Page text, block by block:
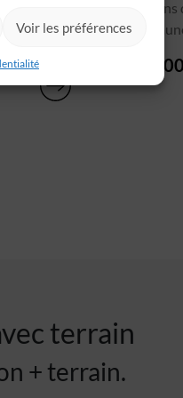
Voir les préférences
quartier
vous
A
195
terrain
+ terrain.